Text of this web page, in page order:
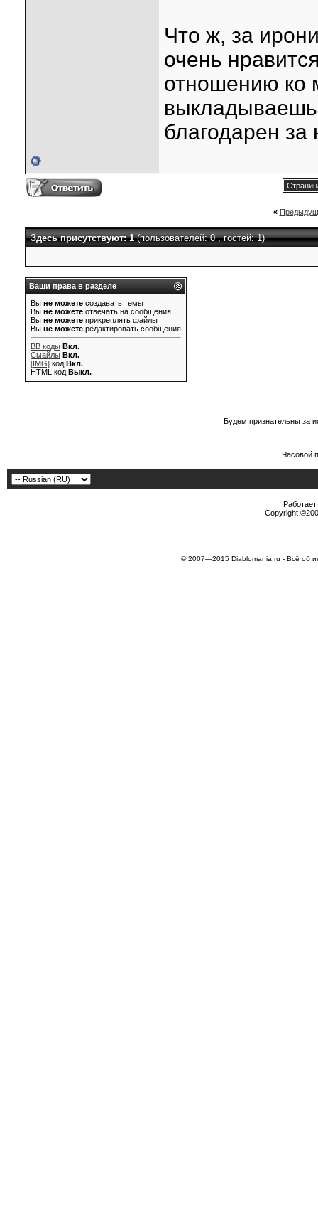
Что ж, за
очень
отношению ко
благодарен
«
Здесь присутствуют: 1(пользователей: 0 , гостей: 1)
Ваши права в разделе
Вы не можете создавать темы
Вы не можете отвечать на сообщения
Вы не можете прикреплять файлы
Вы не можете редактировать сообщения
BB коды Вкл.
Смайлы Вкл.
[IMG] код Вкл.
HTML код Выкл.
Будем признательны за
Часовой
Copyright
© 2007—2015 Diablomania.ru - Всё об